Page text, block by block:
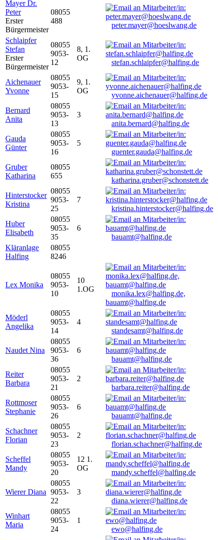
Mayer Dr.
Peter
Erster
Bürgermeister
08055
488
peter.mayer@hoeslwang.de
Schlaipfer
Stefan
Erster
Bürgermeister
08055
9053-
12
8, 1.
OG
stefan.schlaipfer@halfing.de
Aichenauer
Yvonne
08055
9053-
15
9, 1.
OG
yvonne.aichenauer@halfing.de
Bernard
Anita
08055
9053-
13
3
anita.bernard@halfing.de
Gauda
Günter
08055
9053-
16
5
guenter.gauda@halfing.de
Gruber
Katharina
08055
655
katharina.gruber@schonstett.de
Hinterstocker
Kristina
08055
9053-
25
7
kristina.hinterstocker@halfing.de
Huber
Elisabeth
08055
9053-
35
6
bauamt@halfing.de
Kläranlage
Halfing
08055
8246
Lex Monika
08055
9053-
10
10
1.OG
monika.lex@halfing.de,
bauamt@halfing.de
Möderl
Angelika
08055
9053-
14
4
standesamt@halfing.de
Naudet Nina
08055
9053-
36
6
bauamt@halfing.de
Reiter
Barbara
08055
9053-
21
2
barbara.reiter@halfing.de
Rottmoser
Stephanie
08055
9053-
26
6
bauamt@halfing.de
Schachner
Florian
08055
9053-
23
2
florian.schachner@halfing.de
Scheffel
Mandy
08055
9053-
20
12 1.
OG
mandy.scheffel@halfing.de
Wierer Diana
08055
9053-
22
3
diana.wierer@halfing.de
Winhart
Maria
08055
9053-
24
1
ewo@halfing.de